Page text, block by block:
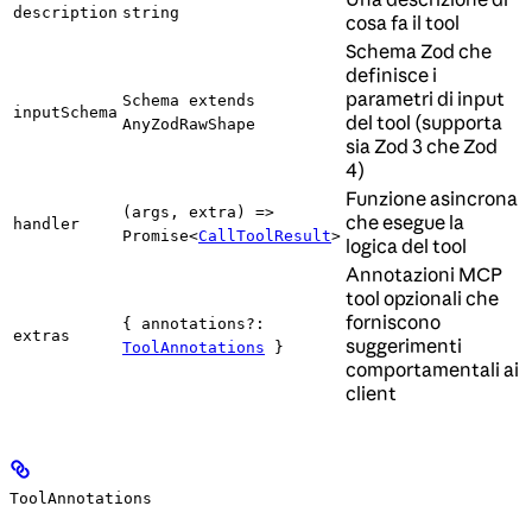
description string
cosa fa il tool
inputSchema
Schema extends
AnyZodRawShape
Schema Zod che
definisce i
parametri di input
del tool (supporta
sia Zod 3 che Zod
4)
handler
(args, extra) =>
Promise<CallToolResult>
Funzione asincrona
che esegue la
logica del tool
extras
{ annotations?:
ToolAnnotations }
Annotazioni MCP
tool opzionali che
forniscono
suggerimenti
comportamentali ai
client
ToolAnnotations